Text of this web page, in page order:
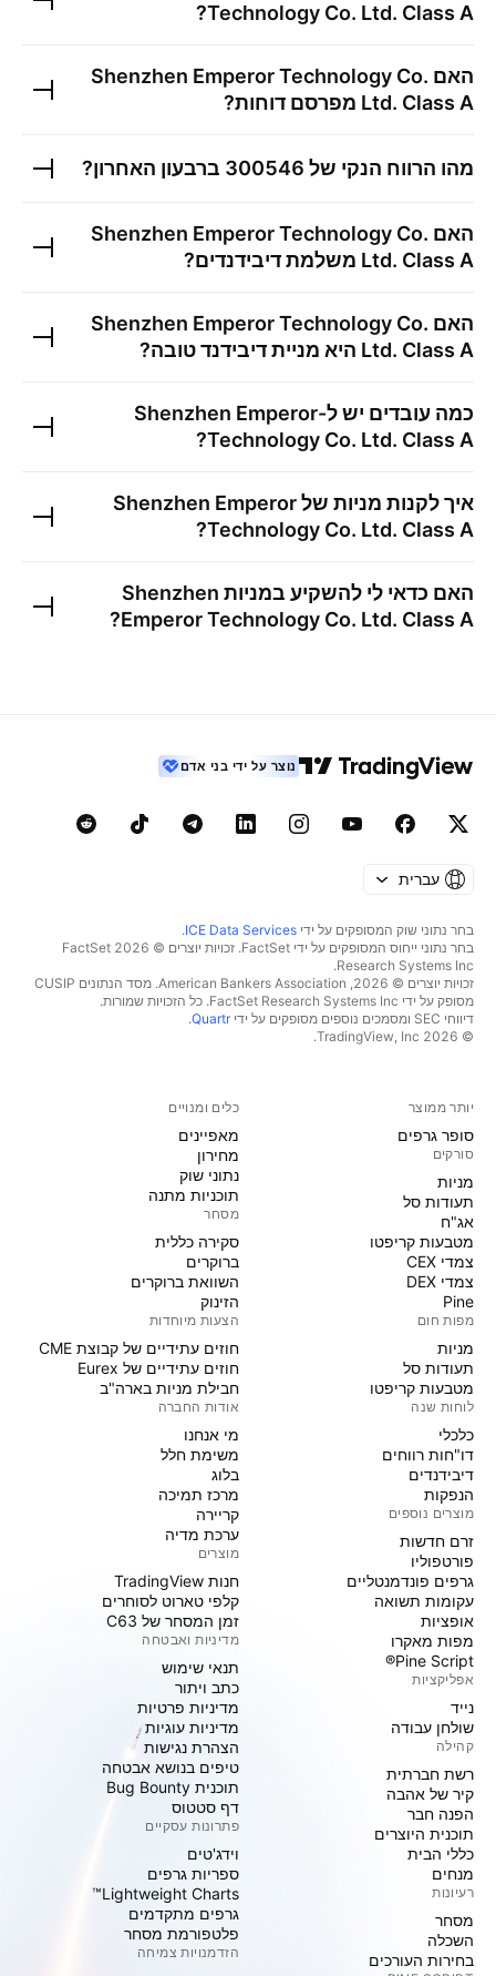
Technology Co. Ltd. Class A
?
האם Shenzhen Emperor Technology Co.
Ltd. Class A מפרסם דוחות?
מהו הרווח הנקי של 300546 ברבעון האחרון?
האם Shenzhen Emperor Technology Co.
Ltd. Class A משלמת דיבידנדים?
האם Shenzhen Emperor Technology Co.
Ltd. Class A היא מניית דיבידנד טובה?
כמה עובדים יש ל-Shenzhen Emperor
Technology Co. Ltd. Class A
?
איך לקנות מניות שלShenzhen Emperor
Technology Co. Ltd. Class A
?
האם כדאי לי להשקיע במניות Shenzhen
Emperor Technology Co. Ltd. Class A
?
נוצר על ידי בני אדם
עברית
בחר נתוני שוק המסופקים על ידי ICE Data Services
.
בחר נתוני ייחוס המסופקים על ידי FactSet. זכויות יוצרים © 2026 ‏FactSet
Research Systems Inc.‏
זכויות יוצרים © 2026, ‏American Bankers Association. מסד הנתונים CUSIP
מסופק על ידי FactSet Research Systems Inc. כל הזכויות שמורות.
דיווחי SEC ומסמכים נוספים מסופקים על ידי
Quartr
.
© 2026 ‏TradingView, Inc.‏
יותר ממוצר
סופר גרפים
סורקים
מניות‏
תעודות סל
אג"ח
מטבעות קריפטו
צמדי CEX
צמדי DEX
Pine
מפות חום
מניות‏
תעודות סל
מטבעות קריפטו
לוחות שנה
כלכלי
דו"חות רווחים
דיבידנדים
הנפקות
מוצרים נוספים
זרם חדשות
פורטפוליו
גרפים פונדמנטליים
עקומות תשואה
אופציות
מפות מאקרו
Pine Script®
אפליקציות
נייד
שולחן עבודה
קהילה
רשת חברתית
קיר של אהבה
הפנה חבר
תוכנית היוצרים
כללי הבית
מנחים
רעיונות
מסחר
השכלה
בחירות העורכים
כלים ומנויים
מאפיינים
מחירון
נתוני שוק
תוכניות מתנה
מסחר
סקירה כללית
ברוקרים
השוואת ברוקרים
הזינוק
הצעות מיוחדות
חוזים עתידיים של קבוצת CME
חוזים עתידיים של Eurex
חבילת מניות בארה"ב
אודות החברה
מי אנחנו
משימת חלל
בלוג
מרכז תמיכה
קריירה
ערכת מדיה
מוצרים
חנות TradingView
קלפי טארוט לסוחרים
זמן המסחר של C63
מדיניות ואבטחה
תנאי שימוש
כתב ויתור
מדיניות פרטיות
מדיניות עוגיות
הצהרת נגישות
טיפים בנושא אבטחה
תוכנית Bug Bounty
דף סטטוס
פתרונות עסקיים
וידג'טים
ספריות גרפים
Lightweight Charts™
גרפים מתקדמים
פלטפורמת מסחר
הזדמנויות צמיחה